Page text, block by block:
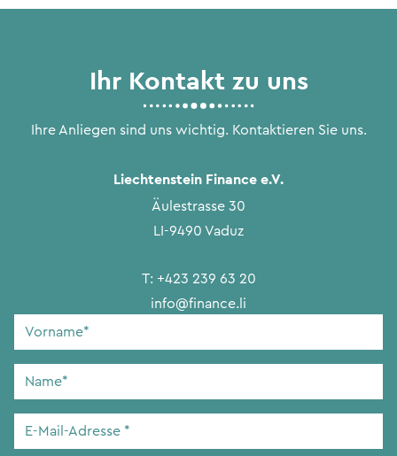
Ihr Kontakt zu uns
Ihre Anliegen sind uns wichtig. Kontaktieren Sie uns.
Liechtenstein Finance e.V.
Äulestrasse 30
LI-9490 Vaduz
T: +423 239 63 20
info@finance.li
Vorname
Name
E-